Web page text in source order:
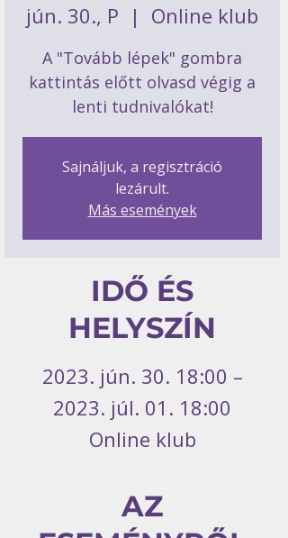
jún. 30., P
  |
Online klub
A "Tovább lépek" gombra
kattintás előtt olvasd végig a
lenti tudnivalókat!
Sajnáljuk, a regisztráció
lezárult.
Más események
IDŐ ÉS
HELYSZÍN
2023. jún. 30. 18:00 –
2023. júl. 01. 18:00
Online klub
AZ